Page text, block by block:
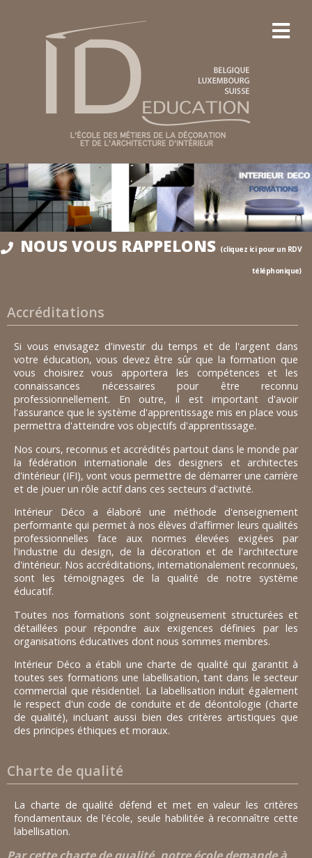
NOUS VOUS RAPPELONS (cliquez ici pour un RDV
téléphonique)
Accréditations
Si vous envisagez d'investir du temps et de l'argent dans
votre éducation, vous devez être sûr que la formation que
vous choisirez vous apportera les compétences et les
connaissances nécessaires pour être reconnu
professionnellement. En outre, il est important d'avoir
l'assurance que le système d'apprentissage mis en place vous
permettra d'atteindre vos objectifs d'apprentissage.
Nos cours, reconnus et accrédités partout dans le monde par
la fédération internationale des designers et architectes
d'intérieur (IFI), vont vous permettre de démarrer une carrière
et de jouer un rôle actif dans ces secteurs d'activité.
Intérieur Déco a élaboré une méthode d'enseignement
performante qui permet à nos élèves d'affirmer leurs qualités
professionnelles face aux normes élevées exigées par
l'industrie du design, de la décoration et de l'architecture
d'intérieur. Nos accréditations, internationalement reconnues,
sont les témoignages de la qualité de notre système
éducatif.
Toutes nos formations sont soigneusement structurées et
détaillées pour répondre aux exigences définies par les
organisations éducatives dont nous sommes membres.
Intérieur Déco a établi une charte de qualité qui garantit à
toutes ses formations une labellisation, tant dans le secteur
commercial que résidentiel. La labellisation induit également
le respect d'un code de conduite et de déontologie (charte
de qualité), incluant aussi bien des critères artistiques que
des principes éthiques et moraux.
Charte de qualité
La charte de qualité défend et met en valeur les critères
fondamentaux de l'école, seule habilitée à reconnaître cette
labellisation.